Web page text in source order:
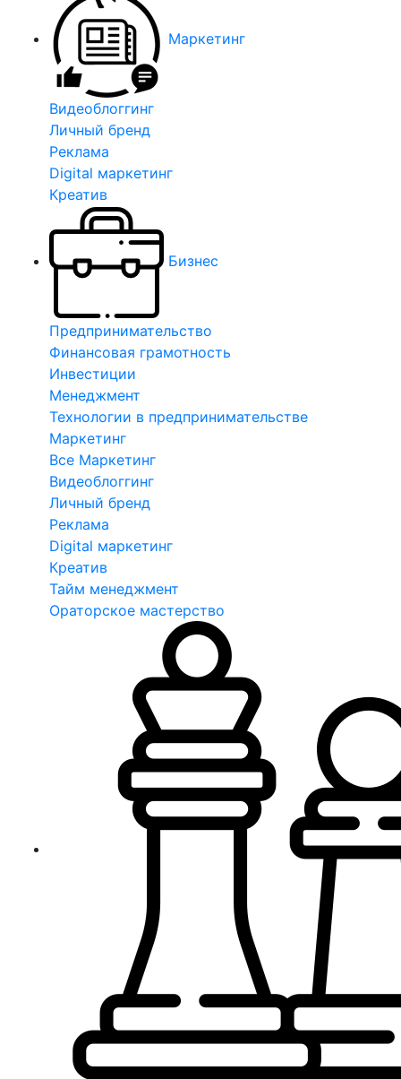
Маркетинг
Видеоблоггинг
Личный бренд
Реклама
Digital маркетинг
Креатив
Бизнес
Предпринимательство
Финансовая грамотность
Инвестиции
Менеджмент
Технологии в предпринимательстве
Маркетинг
Все Маркетинг
Видеоблоггинг
Личный бренд
Реклама
Digital маркетинг
Креатив
Тайм менеджмент
Ораторское мастерство